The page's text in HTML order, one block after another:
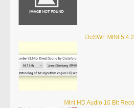
DoSWF MINI 5.4.2
Mini HD Audio 16 Bit